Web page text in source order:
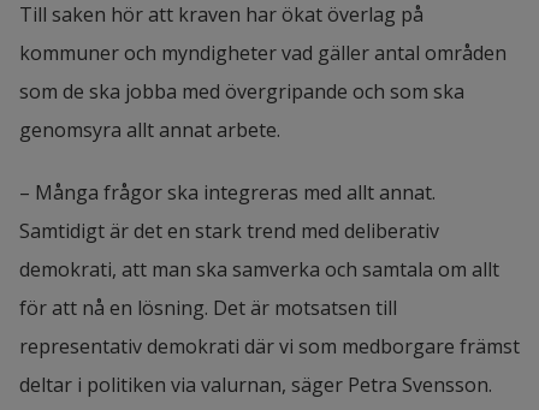
Till saken hör att kraven har ökat överlag på
kommuner och myndigheter vad gäller antal områden
som de ska jobba med övergripande och som ska
genomsyra allt annat arbete.
– Många frågor ska integreras med allt annat.
Samtidigt är det en stark trend med deliberativ
demokrati, att man ska samverka och samtala om allt
för att nå en lösning. Det är motsatsen till
representativ demokrati där vi som medborgare främst
deltar i politiken via valurnan, säger Petra Svensson.